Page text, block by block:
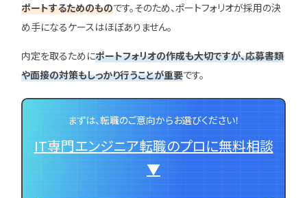
ポートするためのものです。そのため、ポートフォリオが採用の決
め手になるケースはほぼありません。
内定を取るためにポートフォリオの作成も大切ですが、応募書類
や面接の対策もしっかり行うことが重要です。
まずは、転職のご意向からお選びください！
IT専門エンジニア転職のプロに無料相談
▼